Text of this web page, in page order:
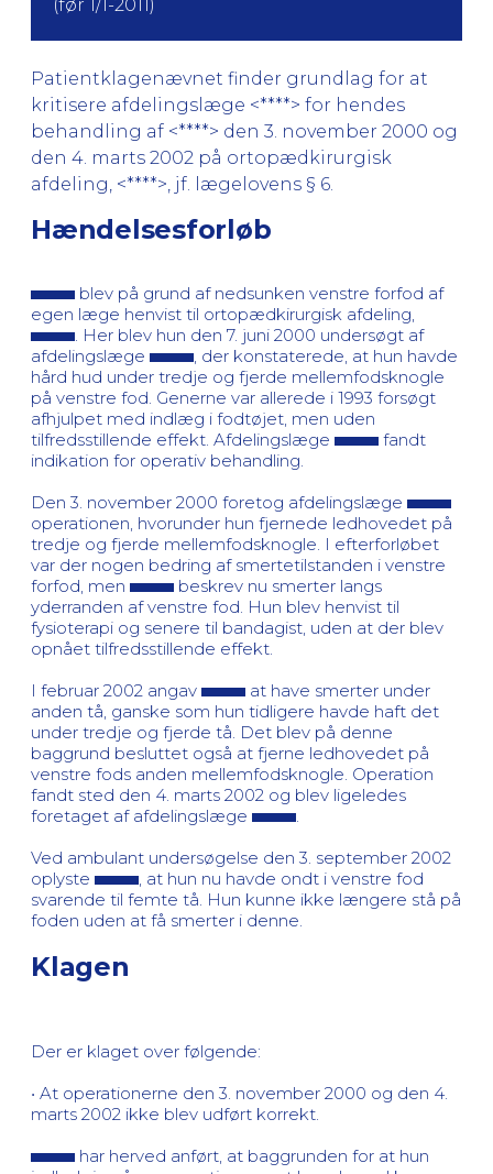
(før 1/1-2011)
Patientklagenævnet finder grundlag for at
kritisere afdelingslæge <****> for hendes
behandling af <****> den 3. november 2000 og
den 4. marts 2002 på ortopædkirurgisk
afdeling, <****>, jf. lægelovens § 6.
Hændelsesforløb
blev på grund af nedsunken venstre forfod af
egen læge henvist til ortopædkirurgisk afdeling,
. Her blev hun den 7. juni 2000 undersøgt af
afdelingslæge
, der konstaterede, at hun havde
hård hud under tredje og fjerde mellemfodsknogle
på venstre fod. Generne var allerede i 1993 forsøgt
afhjulpet med indlæg i fodtøjet, men uden
tilfredsstillende effekt. Afdelingslæge
fandt
indikation for operativ behandling.
Den 3. november 2000 foretog afdelingslæge
operationen, hvorunder hun fjernede ledhovedet på
tredje og fjerde mellemfodsknogle. I efterforløbet
var der nogen bedring af smertetilstanden i venstre
forfod, men
beskrev nu smerter langs
yderranden af venstre fod. Hun blev henvist til
fysioterapi og senere til bandagist, uden at der blev
opnået tilfredsstillende effekt.
I februar 2002 angav
at have smerter under
anden tå, ganske som hun tidligere havde haft det
under tredje og fjerde tå. Det blev på denne
baggrund besluttet også at fjerne ledhovedet på
venstre fods anden mellemfodsknogle. Operation
fandt sted den 4. marts 2002 og blev ligeledes
foretaget af afdelingslæge
Ved ambulant undersøgelse den 3. september 2002
oplyste
, at hun nu havde ondt i venstre fod
svarende til femte tå. Hun kunne ikke længere stå på
foden uden at få smerter i denne.
Klagen
Der er klaget over følgende:
• At operationerne den 3. november 2000 og den 4.
marts 2002 ikke blev udført korrekt.
har herved anført, at baggrunden for at hun